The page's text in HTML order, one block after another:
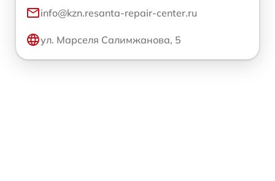
info@kzn.resanta-repair-center.ru
ул. Марселя Салимжанова, 5